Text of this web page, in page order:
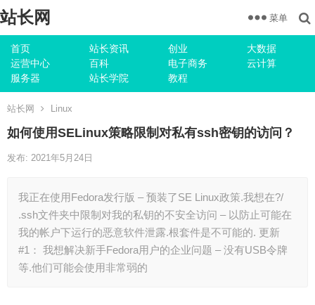
站长网
首页 站长资讯 创业
大数据
运营中心
百科 电子商务
云计算
服务器
站长学院 教程
菜单
站长网 Linux
如何使用SELinux策略限制对私有ssh密钥的访问？
发布: 2021年5月24日
我正在使用Fedora发行版 – 预装了SE Linux政策.我想在?/
.ssh文件夹中限制对我的私钥的不安全访问 – 以防止可能在
我的帐户下运行的恶意软件泄露.根套件是不可能的. 更新
#1： 我想解决新手Fedora用户的企业问题 – 没有USB令牌
等.他们可能会使用非常弱的